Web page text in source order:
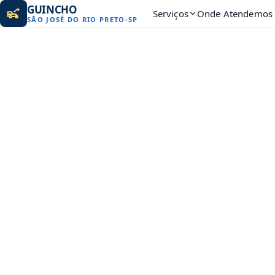
GUINCHO
SÃO JOSÉ DO RIO PRETO -SP Serviços Onde Atendemos